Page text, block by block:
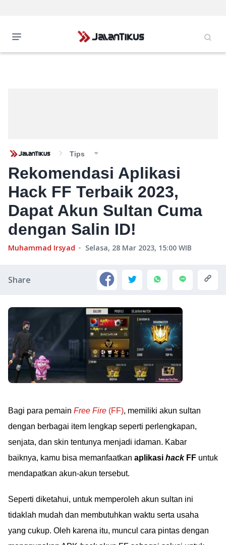
Tips
Rekomendasi Aplikasi
Hack FF Terbaik 2023,
Dapat Akun Sultan Cuma
dengan Salin ID!
Muhammad Irsyad Selasa, 28 Mar 2023, 15:00 WIB
Share
Bagi para pemain Free Fire (FF), memiliki akun sultan
dengan berbagai item lengkap seperti perlengkapan,
senjata, dan skin tentunya menjadi idaman. Kabar
baiknya, kamu bisa memanfaatkan aplikasi hackFF untuk
mendapatkan akun-akun tersebut.
Seperti diketahui, untuk memperoleh akun sultan ini
tidaklah mudah dan membutuhkan waktu serta usaha
yang cukup. Oleh karena itu, muncul cara pintas dengan